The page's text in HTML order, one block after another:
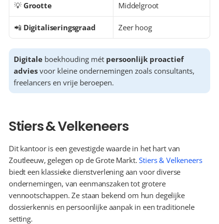
💡 Grootte Middelgroot
📲 Digitaliseringsgraad Zeer hoog
Digitale boekhouding mét persoonlijk proactief
advies voor kleine ondernemingen zoals consultants,
freelancers en vrije beroepen.
Stiers & Velkeneers
Dit kantoor is een gevestigde waarde in het hart van
Zoutleeuw, gelegen op de Grote Markt. Stiers & Velkeneers
biedt een klassieke dienstverlening aan voor diverse
ondernemingen, van eenmanszaken tot grotere
vennootschappen. Ze staan bekend om hun degelijke
dossierkennis en persoonlijke aanpak in een traditionele
setting.